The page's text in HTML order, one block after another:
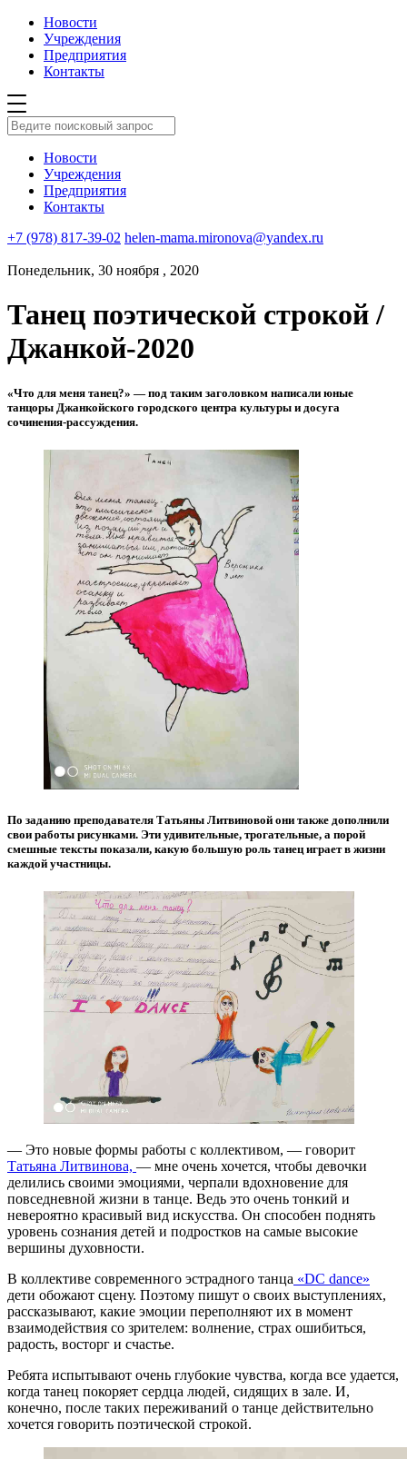
Новости
Учреждения
Предприятия
Контакты
Новости
Учреждения
Предприятия
Контакты
+7 (978) 817-39-02 helen-mama.mironova@yandex.ru
Понедельник, 30 ноября , 2020
Танец поэтической строкой /
Джанкой-2020
«Что для меня танец?» — под таким заголовком написали юные
танцоры Джанкойского городского центра культуры и досуга
сочинения-рассуждения.
По заданию преподавателя Татьяны Литвиновой они также дополнили
свои работы рисунками. Эти удивительные, трогательные, а порой
смешные тексты показали, какую большую роль танец играет в жизни
каждой участницы.
— Это новые формы работы с коллективом, — говорит
Татьяна Литвинова, — мне очень хочется, чтобы девочки
делились своими эмоциями, черпали вдохновение для
повседневной жизни в танце. Ведь это очень тонкий и
невероятно красивый вид искусства. Он способен поднять
уровень сознания детей и подростков на самые высокие
вершины духовности.
В коллективе современного эстрадного танца «DC dancе»
дети обожают сцену. Поэтому пишут о своих выступлениях,
рассказывают, какие эмоции переполняют их в момент
взаимодействия со зрителем: волнение, страх ошибиться,
радость, восторг и счастье.
Ребята испытывают очень глубокие чувства, когда все удается,
когда танец покоряет сердца людей, сидящих в зале. И,
конечно, после таких переживаний о танце действительно
хочется говорить поэтической строкой.